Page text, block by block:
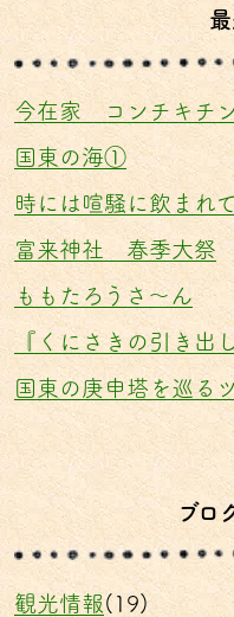
今在家 コンチキチ
国東の海①
時には喧騒に飲まれて
富来神社 春季大祭
ももたろうさ〜ん
『くにさきの引き出
国東の庚申塔を巡る
ブロ
観光情報 (19)